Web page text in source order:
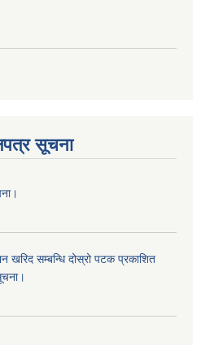
सूचना
सम्बन्धि दोस्रो पटक प्रकाशित